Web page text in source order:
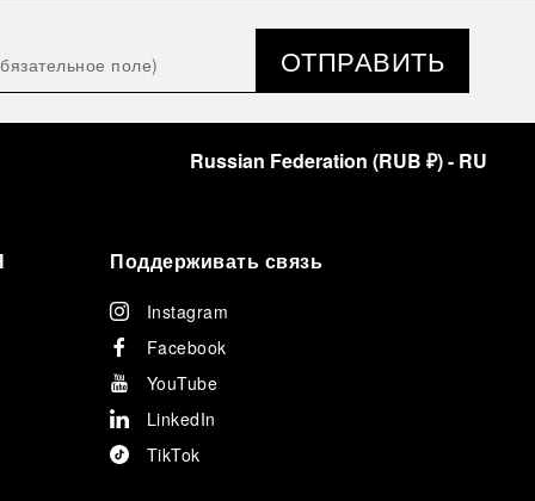
ОТПРАВИТЬ
Russian Federation (RUB ₽)- RU
Поддерживать связь
Instagram
Facebook
YouTube
LinkedIn
TikTok